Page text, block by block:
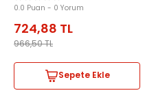
0.0 Puan - 0 Yorum
724,88 TL
966,50TL
Sepete Ekle